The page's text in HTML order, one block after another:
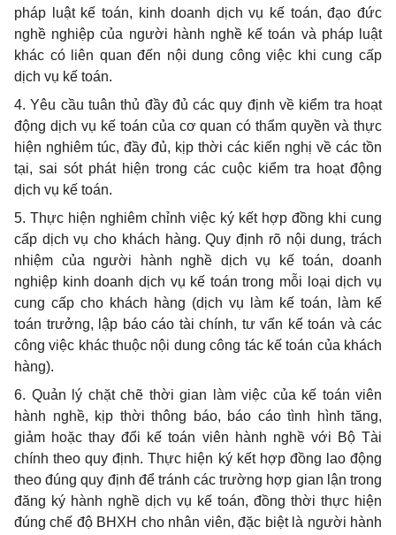
pháp luật kế toán, kinh doanh dịch vụ kế toán, đạo đức
nghề nghiệp của người hành nghề kế toán và pháp luật
khác có liên quan đến nội dung công việc khi cung cấp
dịch vụ kế toán.
4. Yêu cầu tuân thủ đầy đủ các quy định về kiểm tra hoạt
động dịch vụ kế toán của cơ quan có thẩm quyền và thực
hiện nghiêm túc, đầy đủ, kịp thời các kiến nghị về các tồn
tại, sai sót phát hiện trong các cuộc kiểm tra hoạt động
dịch vụ kế toán.
5. Thực hiện nghiêm chỉnh việc ký kết hợp đồng khi cung
cấp dịch vụ cho khách hàng. Quy định rõ nội dung, trách
nhiệm của người hành nghề dịch vụ kế toán, doanh
nghiệp kinh doanh dịch vụ kế toán trong mỗi loại dịch vụ
cung cấp cho khách hàng (dịch vụ làm kế toán, làm kế
toán trưởng, lập báo cáo tài chính, tư vấn kế toán và các
công việc khác thuộc nội dung công tác kế toán của khách
hàng).
6. Quản lý chặt chẽ thời gian làm việc của kế toán viên
hành nghề, kịp thời thông báo, báo cáo tình hình tăng,
giảm hoặc thay đổi kế toán viên hành nghề với Bộ Tài
chính theo quy định. Thực hiện ký kết hợp đồng lao động
theo đúng quy định để tránh các trường hợp gian lận trong
đăng ký hành nghề dịch vụ kế toán, đồng thời thực hiện
đúng chế độ BHXH cho nhân viên, đặc biệt là người hành